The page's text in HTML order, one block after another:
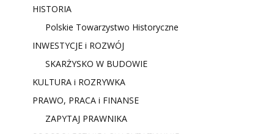
HISTORIA
Polskie Towarzystwo Historyczne
INWESTYCJE i ROZWÓJ
SKARŻYSKO W BUDOWIE
KULTURA i ROZRYWKA
PRAWO, PRACA i FINANSE
ZAPYTAJ PRAWNIKA